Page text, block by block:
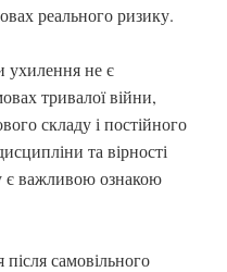
реального ризику.
ухилення не є
тривалої війни,
складу і постійного
та вірності
є важливою ознакою
самовільного